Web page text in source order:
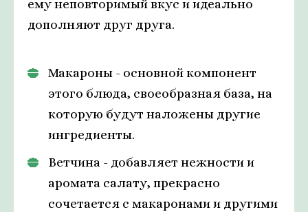
ему неповторимый вкус и идеально
дополняют друг друга.
Макароны - основной компонент
этого блюда, своеобразная база, на
которую будут наложены другие
ингредиенты.
Ветчина - добавляет нежности и
аромата салату, прекрасно
сочетается с макаронами и другими